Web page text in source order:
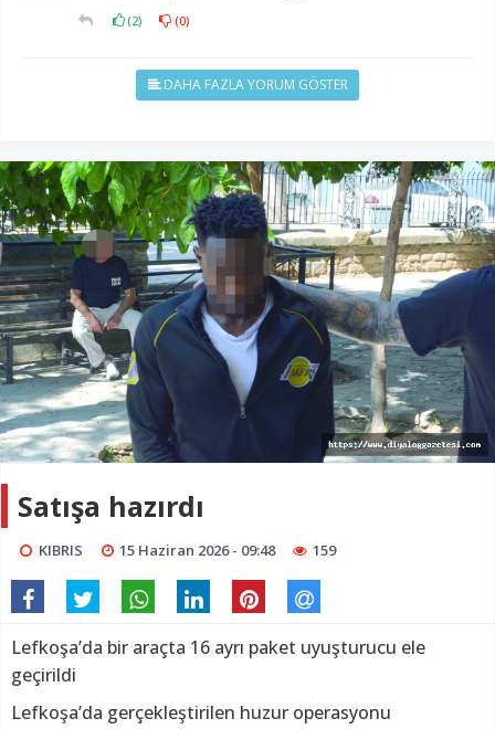
(2) (0)
DAHA FAZLA YORUM GÖSTER
Satışa hazırdı
KIBRIS 15 Haziran 2026 - 09:48 159
Lefkoşa’da bir araçta 16 ayrı paket uyuşturucu ele
geçirildi
Lefkoşa’da gerçekleştirilen huzur operasyonu